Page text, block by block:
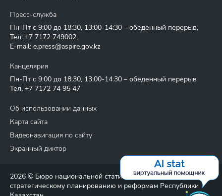
Пресс-служба
Пн-Пт с 9:00 до 18:30, 13:00-14:30 – обеденный перерыв,
Тел. +7 7172 749002,
E-mail: e.press@aspire.gov.kz
Канцелярия
Пн-Пт с 9:00 до 18:30, 13:00-14:30 – обеденный перерыв
Тел. +7 7172 74 95 47
Об использовании данных
Карта сайта
Видеонавигация по сайту
Экранный диктор
2026 © Бюро национальной статистики Агентства по
стратегическому планированию и реформам Республики